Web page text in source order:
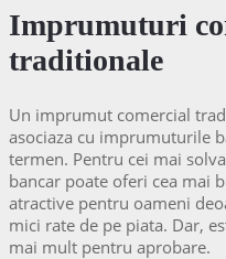
Imprumuturi
traditionale
Un imprumut comercial
asociaza cu imprumuturile
termen. Pentru cei mai
bancar poate oferi cea mai
atractive pentru oameni
mici rate de pe piata. Dar,
mai mult pentru aprobare.